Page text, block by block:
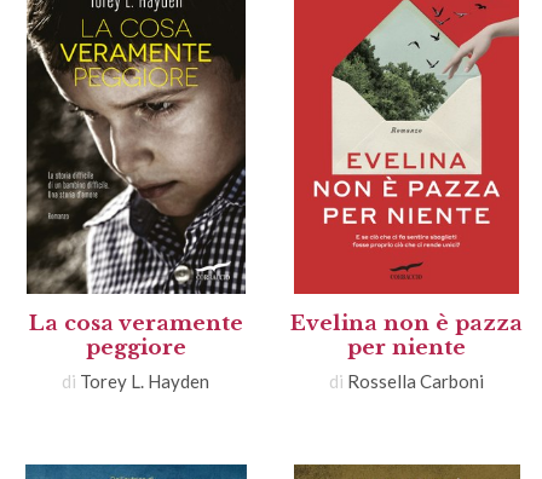
La cosa veramente
peggiore
di Torey L. Hayden
Evelina non è pazza
per niente
di Rossella Carboni